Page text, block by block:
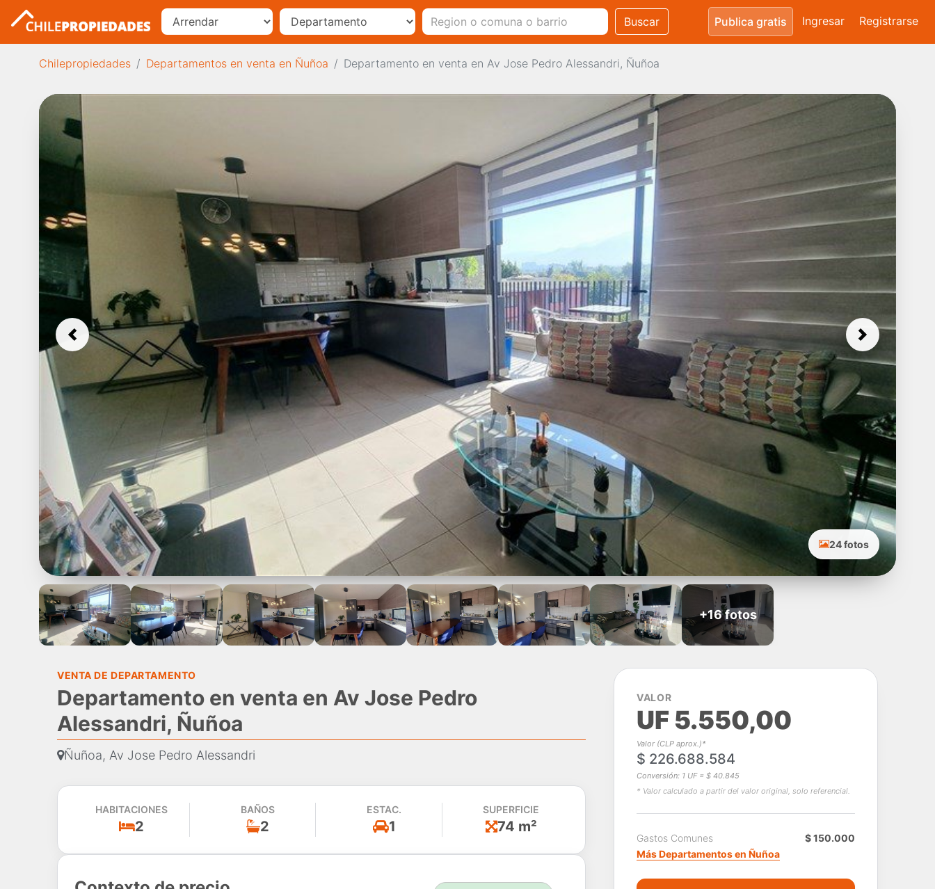
Buscar Publica gratis Ingresar Registrarse
Chilepropiedades Departamentos en venta en Ñuñoa Departamento en venta en Av Jose Pedro Alessandri, Ñuñoa
Previous Next
24 fotos
+16 fotos
VENTA DE DEPARTAMENTO
Departamento en venta en Av Jose Pedro
Alessandri, Ñuñoa
Ñuñoa, Av Jose Pedro Alessandri
HABITACIONES
2
BAÑOS
2
ESTAC.
1
SUPERFICIE
74 m²
VALOR
UF 5.550,00
Valor (CLP aprox.)*
$ 226.688.584
Conversión: 1 UF = $ 40.845
* Valor calculado a partir del valor original, solo referencial.
Gastos Comunes
$ 150.000
Más Departamentos en Ñuñoa